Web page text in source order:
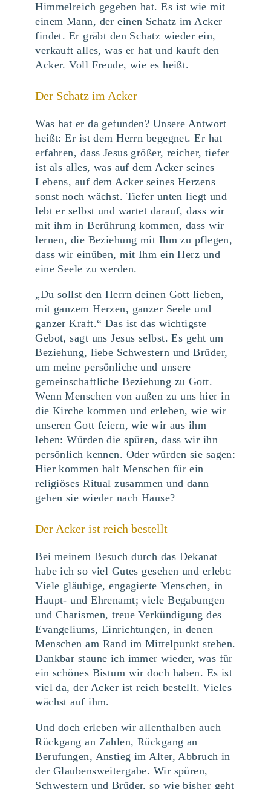
Himmelreich gegeben hat. Es ist wie mit
einem Mann, der einen Schatz im Acker
findet. Er gräbt den Schatz wieder ein,
verkauft alles, was er hat und kauft den
Acker. Voll Freude, wie es heißt.
Der Schatz im Acker
Was hat er da gefunden? Unsere Antwort
heißt: Er ist dem Herrn begegnet. Er hat
erfahren, dass Jesus größer, reicher, tiefer
ist als alles, was auf dem Acker seines
Lebens, auf dem Acker seines Herzens
sonst noch wächst. Tiefer unten liegt und
lebt er selbst und wartet darauf, dass wir
mit ihm in Berührung kommen, dass wir
lernen, die Beziehung mit Ihm zu pflegen,
dass wir einüben, mit Ihm ein Herz und
eine Seele zu werden.
„Du sollst den Herrn deinen Gott lieben,
mit ganzem Herzen, ganzer Seele und
ganzer Kraft.“ Das ist das wichtigste
Gebot, sagt uns Jesus selbst. Es geht um
Beziehung, liebe Schwestern und Brüder,
um meine persönliche und unsere
gemeinschaftliche Beziehung zu Gott.
Wenn Menschen von außen zu uns hier in
die Kirche kommen und erleben, wie wir
unseren Gott feiern, wie wir aus ihm
leben: Würden die spüren, dass wir ihn
persönlich kennen. Oder würden sie sagen:
Hier kommen halt Menschen für ein
religiöses Ritual zusammen und dann
gehen sie wieder nach Hause?
Der Acker ist reich bestellt
Bei meinem Besuch durch das Dekanat
habe ich so viel Gutes gesehen und erlebt:
Viele gläubige, engagierte Menschen, in
Haupt- und Ehrenamt; viele Begabungen
und Charismen, treue Verkündigung des
Evangeliums, Einrichtungen, in denen
Menschen am Rand im Mittelpunkt stehen.
Dankbar staune ich immer wieder, was für
ein schönes Bistum wir doch haben. Es ist
viel da, der Acker ist reich bestellt. Vieles
wächst auf ihm.
Und doch erleben wir allenthalben auch
Rückgang an Zahlen, Rückgang an
Berufungen, Anstieg im Alter, Abbruch in
der Glaubensweitergabe. Wir spüren,
Schwestern und Brüder, so wie bisher geht